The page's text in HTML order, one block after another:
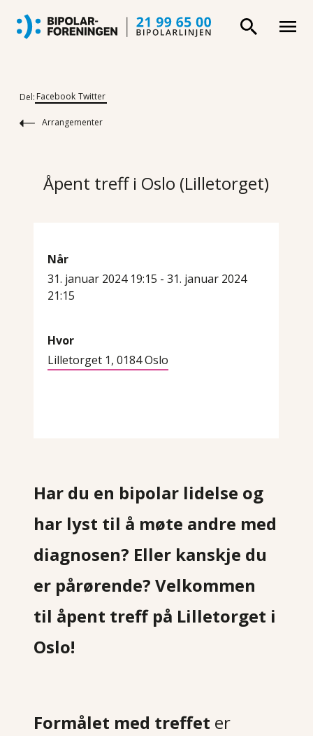
Del: Facebook Twitter
Arrangementer
Åpent treff i Oslo (Lilletorget)
Når
31. januar 2024 19:15 - 31. januar 2024
21:15
Hvor
Lilletorget 1, 0184 Oslo
Har du en bipolar lidelse og
har lyst til å møte andre med
diagnosen? Eller kanskje du
er pårørende? Velkommen
til åpent treff på Lilletorget i
Oslo!
Formålet med treffet er